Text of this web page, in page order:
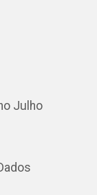
Julho